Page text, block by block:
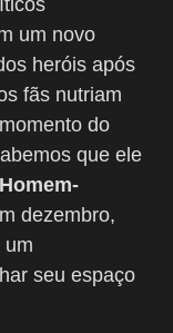
um novo
heróis após
fãs nutriam
do
que ele
Homem-
dezembro,
um
seu espaço